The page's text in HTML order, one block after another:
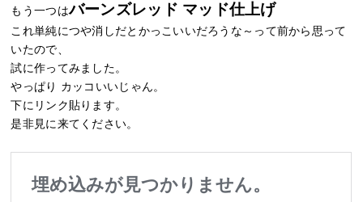
もう一つはバーンズレッド マッド仕上げ
これ単純につや消しだとかっこいいだろうな～って前から思って
いたので、
試に作ってみました。
やっぱり カッコいいじゃん。
下にリンク貼ります。
是非見に来てください。